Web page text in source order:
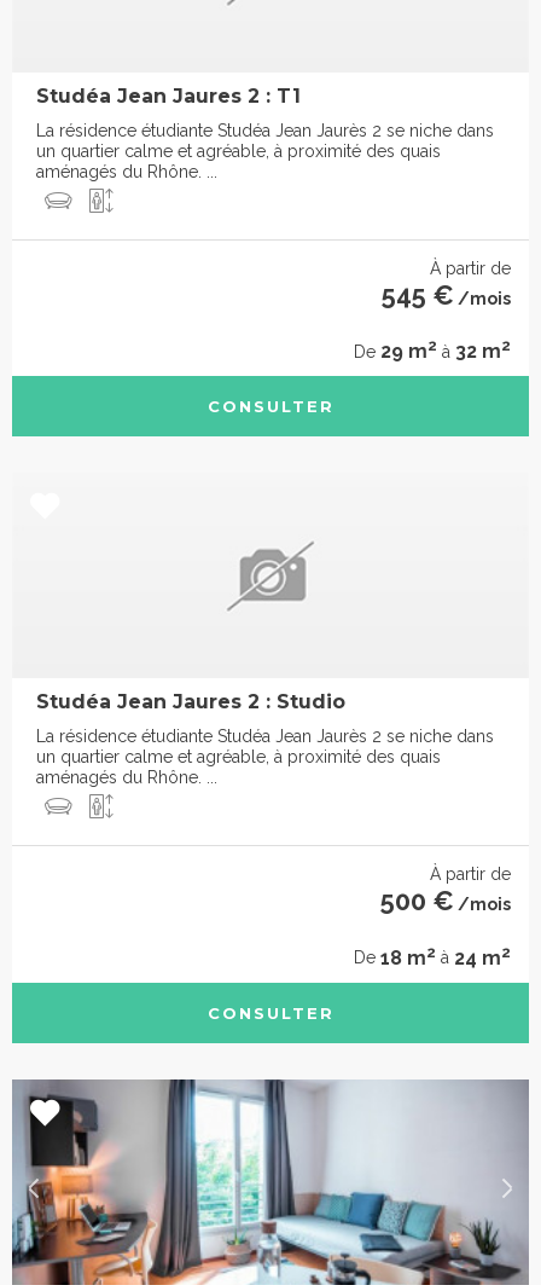
Studéa Jean Jaures 2 : T1
La résidence étudiante Studéa Jean Jaurès 2 se niche dans
un quartier calme et agréable, à proximité des quais
aménagés du Rhône. ...
À partir de
545 € /mois
De 29 m2 à 32 m2
CONSULTER
Studéa Jean Jaures 2 : Studio
La résidence étudiante Studéa Jean Jaurès 2 se niche dans
un quartier calme et agréable, à proximité des quais
aménagés du Rhône. ...
À partir de
500 € /mois
De 18 m2 à 24 m2
CONSULTER